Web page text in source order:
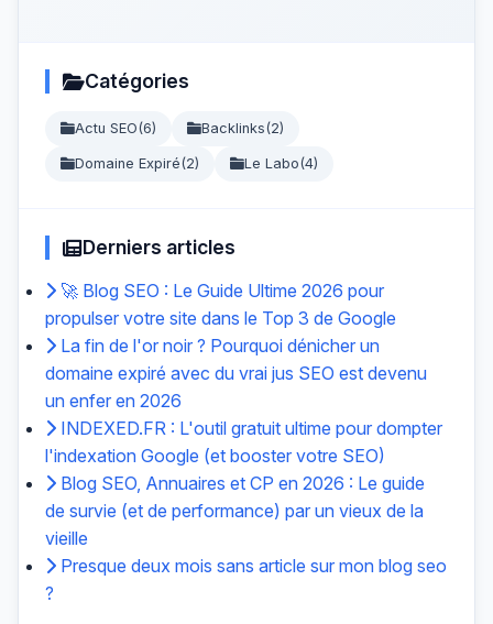
Catégories
Actu SEO(6) Backlinks(2)
Domaine Expiré(2) Le Labo(4)
Derniers articles
🚀 Blog SEO : Le Guide Ultime 2026 pour
propulser votre site dans le Top 3 de Google
La fin de l'or noir ? Pourquoi dénicher un
domaine expiré avec du vrai jus SEO est devenu
un enfer en 2026
INDEXED.FR : L'outil gratuit ultime pour dompter
l'indexation Google (et booster votre SEO)
Blog SEO, Annuaires et CP en 2026 : Le guide
de survie (et de performance) par un vieux de la
vieille
Presque deux mois sans article sur mon blog seo
?